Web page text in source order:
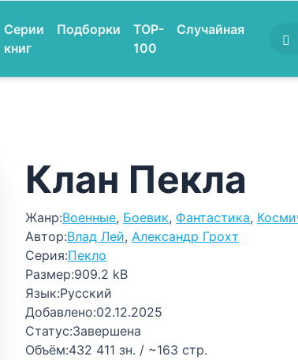
Серии
книг
Подборки
TOP-
100
Случайная
Клан Пекла
Жанр:Военные, Боевик, Фантастика,
Автор:Влад Лей, Александр Грохт
Серия:Пекло
Размер:909.2 kB
Язык:Русский
Добавлено:02.12.2025
Статус:Завершена
Объём:432 411 зн. / ~163 стр.